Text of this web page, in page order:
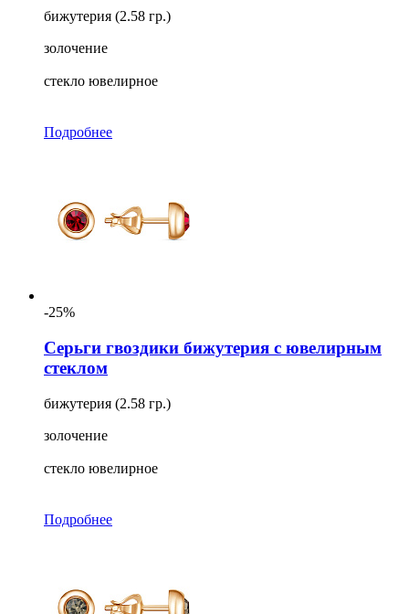
бижутерия (2.58 гр.)
золочение
стекло ювелирное
Подробнее
-25%
Серьги гвоздики бижутерия с ювелирным
стеклом
бижутерия (2.58 гр.)
золочение
стекло ювелирное
Подробнее